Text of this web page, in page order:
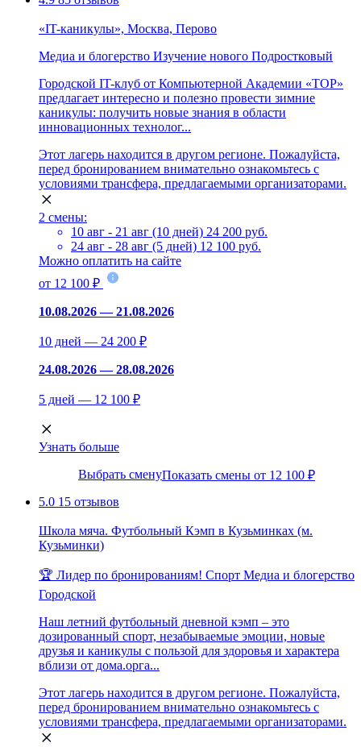
«IT-каникулы», Москва, Перово
Медиа и блогерство Изучение нового Подростковый
Городской IT-клуб от Компьютерной Академии «ТОР»
предлагает интересно и полезно провести зимние
каникулы: получить новые знания в области
инновационных технолог...
Этот лагерь находится в другом регионе. Пожалуйста,
перед бронированием внимательно ознакомьтесь с
условиями трансфера, предлагаемыми организаторами.
2 смены:
10 авг - 21 авг (10 дней) 24 200 руб.
24 авг - 28 авг (5 дней) 12 100 руб.
Можно оплатить на сайте
от 12 100 ₽
10.08.2026 — 21.08.2026
10 дней — 24 200 ₽
24.08.2026 — 28.08.2026
5 дней — 12 100 ₽
Узнать больше
Выбрать сменуПоказать смены от 12 100 ₽
5.0 15 отзывов
Школа мяча. Футбольный Кэмп в Кузьминках (м.
Кузьминки)
🏆 Лидер по бронированиям! Спорт Медиа и блогерство
Городской
Наш летний футбольный дневной кэмп – это
дозированный спорт, незабываемые эмоции, новые
друзья и каникулы с пользой для здоровья и характера
вблизи от дома.орга...
Этот лагерь находится в другом регионе. Пожалуйста,
перед бронированием внимательно ознакомьтесь с
условиями трансфера, предлагаемыми организаторами.